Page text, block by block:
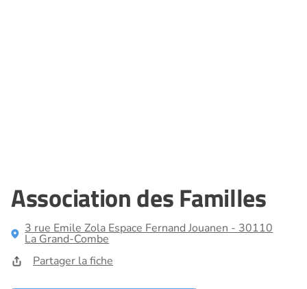
Association des Familles
3 rue Emile Zola Espace Fernand Jouanen - 30110
La Grand-Combe
Partager la fiche